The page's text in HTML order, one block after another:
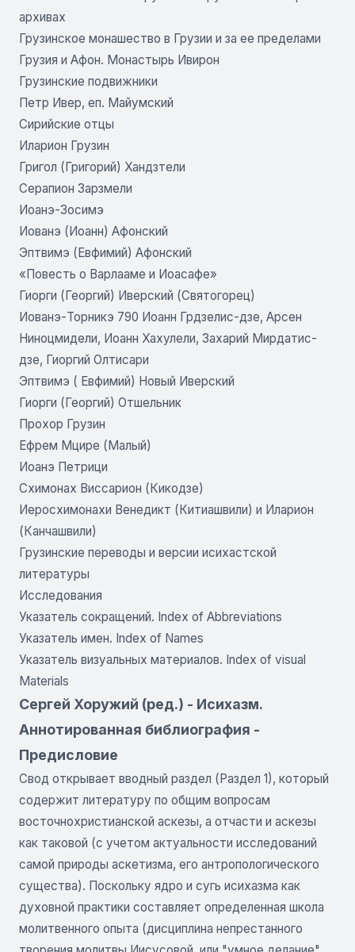
архивах
Грузинское монашество в Грузии и за ее пределами
Грузия и Афон. Монастырь Ивирон
Грузинские подвижники
Петр Ивер, еп. Майумский
Сирийские отцы
Иларион Грузин
Григол (Григорий) Хандзтели
Серапион Зарзмели
Иоанэ-Зосимэ
Иованэ (Иоанн) Афонский
Эптвимэ (Евфимий) Афонский
«Повесть о Варлааме и Иоасафе»
Гиорги (Георгий) Иверский (Святогорец)
Иованэ-Торникэ 790 Иоанн Грдзелис-дзе, Арсен
Ниноцмидели, Иоанн Хахулели, Захарий Мирдатис-
дзе, Гиоргий Олтисари
Эптвимэ ( Евфимий) Новый Иверский
Гиорги (Георгий) Отшельник
Прохор Грузин
Ефрем Мцире (Малый)
Иоанэ Петрици
Схимонах Виссарион (Кикодзе)
Иеросхимонахи Венедикт (Китиашвили) и Иларион
(Канчашвили)
Грузинские переводы и версии исихастской
литературы
Исследования
Указатель сокращений. Index of Abbreviations
Указатель имен. Index of Names
Указатель визуальных материалов. Index of visual
Materials
Сергей Хоружий (ред.) - Исихазм.
Аннотированная библиография -
Предисловие
Свод открывает вводный раздел (Раздел 1), который
содержит литературу по общим вопросам
восточнохристианской аскезы, а отчасти и аскезы
как таковой (с учетом актуальности исследований
самой природы аскетизма, его антропологического
существа). Поскольку ядро и сугь исихазма как
духовной практики составляет определенная школа
молитвенного опыта (дисциплина непрестанного